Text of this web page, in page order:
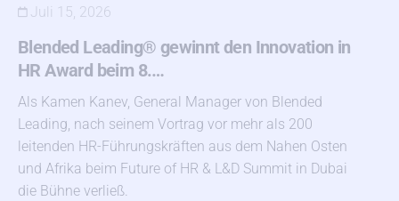
Juli 15, 2026
Blended Leading® gewinnt den Innovation in
HR Award beim 8.…
Als Kamen Kanev, General Manager von Blended
Leading, nach seinem Vortrag vor mehr als 200
leitenden HR-Führungskräften aus dem Nahen Osten
und Afrika beim Future of HR & L&D Summit in Dubai
die Bühne verließ.